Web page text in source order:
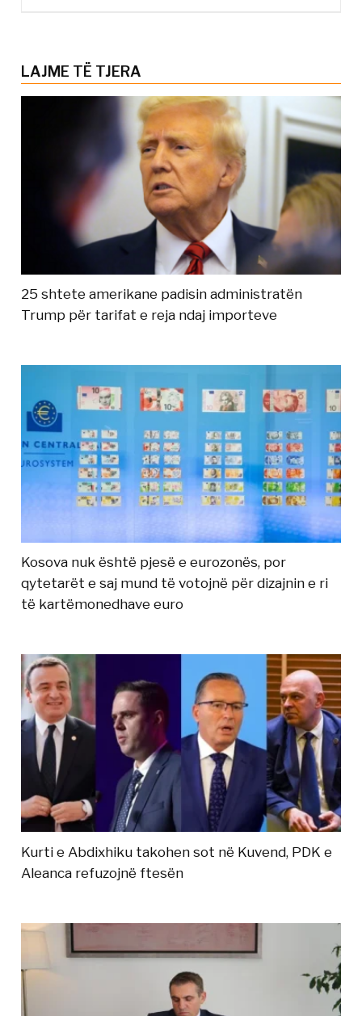
LAJME TË TJERA
25 shtete amerikane padisin administratën
Trump për tarifat e reja ndaj importeve
Kosova nuk është pjesë e eurozonës, por
qytetarët e saj mund të votojnë për dizajnin e ri
të kartëmonedhave euro
Kurti e Abdixhiku takohen sot në Kuvend, PDK e
Aleanca refuzojnë ftesën